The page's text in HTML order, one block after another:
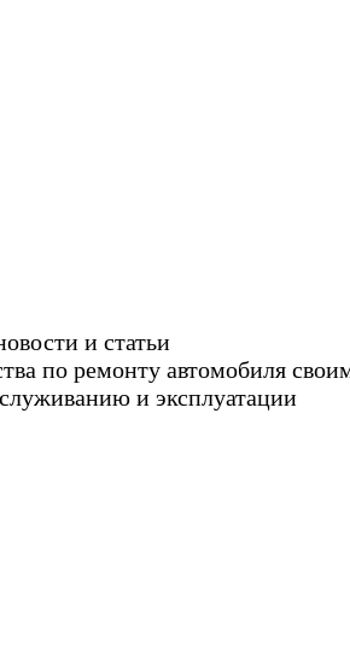
и статьи
по ремонту автомобиля
и эксплуатации